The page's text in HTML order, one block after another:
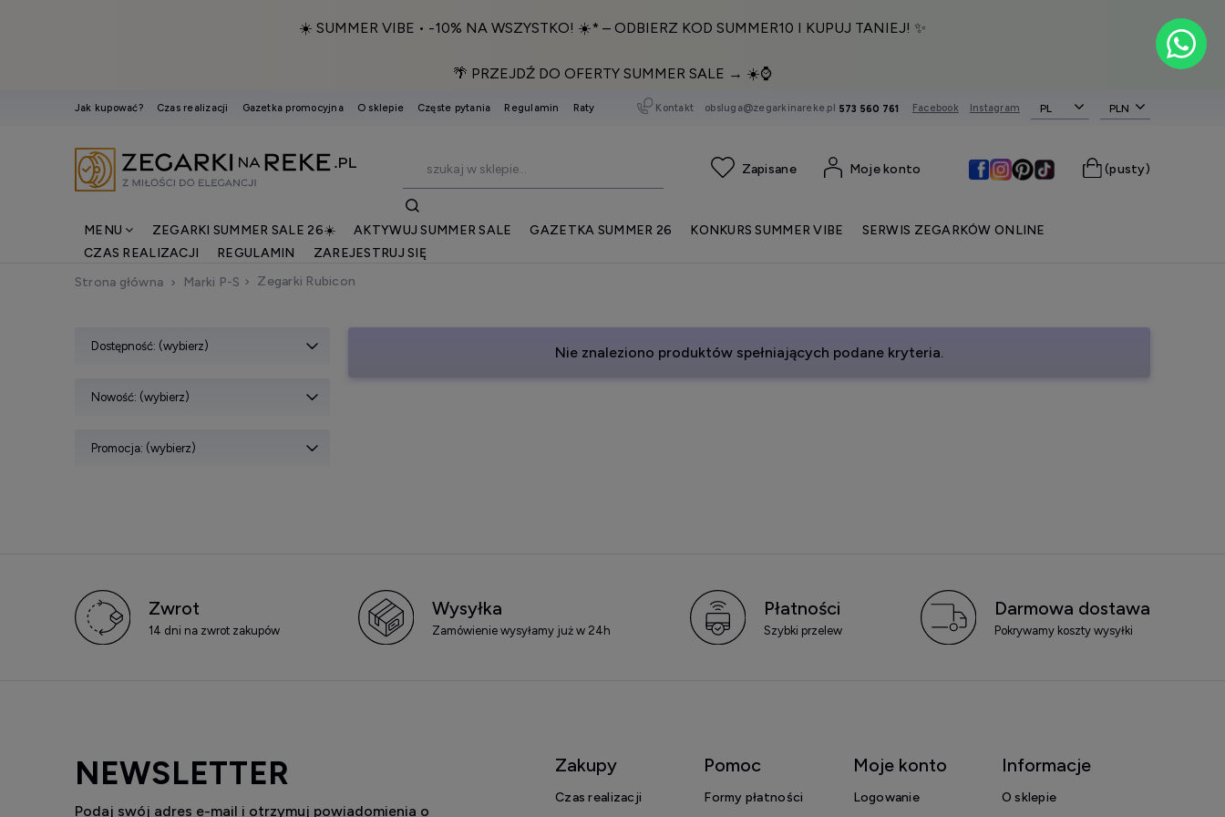
☀️ SUMMER VIBE • -10% NA WSZYSTKO! ☀️* – ODBIERZ KOD SUMMER10 I KUPUJ TANIEJ! ✨
🌴 PRZEJDŹ DO OFERTY SUMMER SALE → ☀️⌚️
Jak kupować? Czas realizacji Gazetka promocyjna O sklepie Częste pytania Regulamin Raty Kontakt obsluga@zegarkinareke.pl 573 560 761 Facebook Instagram PL
(pusty)
Moje konto
MENU ZEGARKI SUMMER SALE 26☀️ AKTYWUJ SUMMER SALE GAZETKA SUMMER 26 KONKURS SUMMER VIBE
SERWIS ZEGARKÓW ONLINE
CZAS REALIZACJI
REGULAMIN
ZAREJESTRUJ SIĘ
Strona główna
Marki P-S Zegarki Rubicon
Dostępność: (wybierz)
Nowość: (wybierz)
Promocja: (wybierz)
Nie znaleziono produktów spełniających podane kryteria.
Zwrot
14 dni na zwrot zakupów
Wysyłka
Zamówienie wysyłamy już w 24h
Płatności
Szybki przelew
Darmowa dostawa
Pokrywamy koszty wysyłki
NEWSLETTER
Podaj swój adres e-mail i otrzymuj powiadomienia o
Zakupy
Czas realizacji
Pomoc
Formy płatności
Moje konto
Logowanie
Informacje
O sklepie